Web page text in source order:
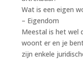
Wat is een eigen
– Eigendom
Meestal is het wel
woont er en je
zijn enkele